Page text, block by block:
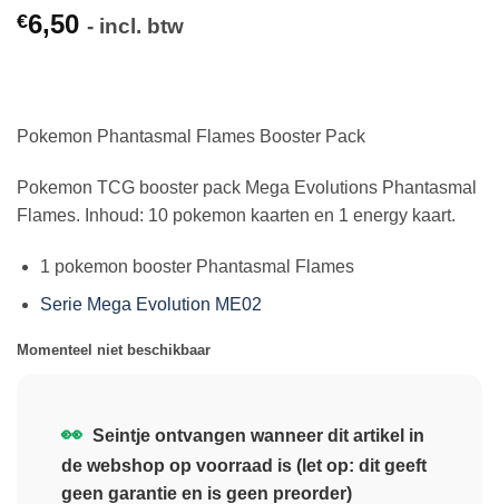
€6,50 - incl. btw
Pokemon Phantasmal Flames Booster Pack
Pokemon TCG booster pack Mega Evolutions Phantasmal
Flames. Inhoud: 10 pokemon kaarten en 1 energy kaart.
1 pokemon booster Phantasmal Flames
Serie Mega Evolution ME02
Momenteel niet beschikbaar
👀 Seintje ontvangen wanneer dit artikel in
de webshop op voorraad is (let op: dit geeft
geen garantie en is geen preorder)